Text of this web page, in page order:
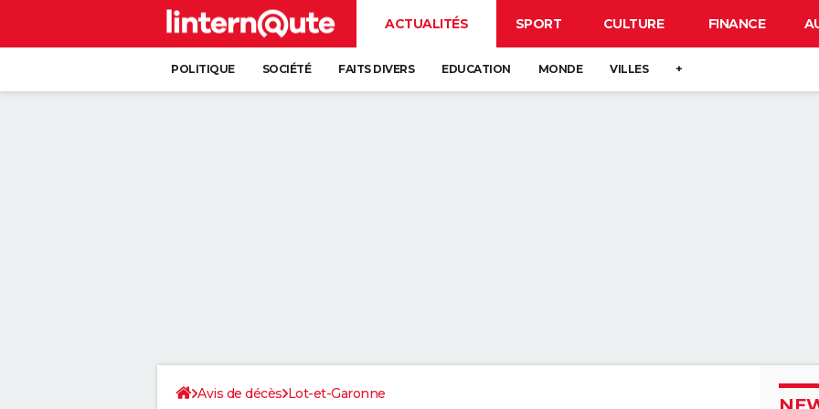
ACTUALITÉS SPORT CULTURE FINANCE
POLITIQUE SOCIÉTÉ FAITS DIVERS EDUCATION MONDE VILLES +
Avis de décès Lot-et-Garonne